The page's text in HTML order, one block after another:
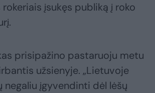
įsukęs publiką į roko
prisipažino pastaruoju metu
užsienyje. „Lietuvoje
negaliu įgyvendinti dėl lėšų